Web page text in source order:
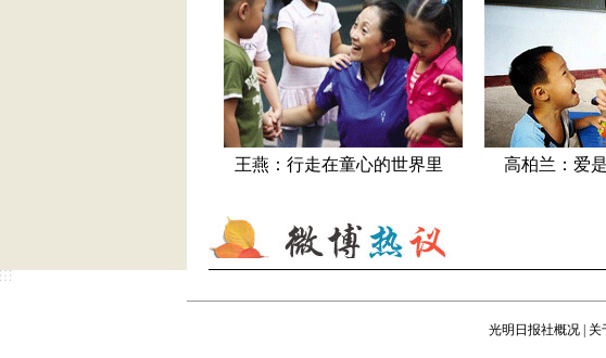
王燕：行走在童心的世界里 高柏兰：爱
光明日报社概况 关